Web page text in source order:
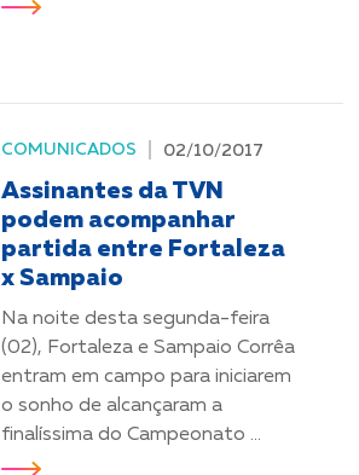
COMUNICADOS 02/10/2017
Assinantes da TVN
podem acompanhar
partida entre Fortaleza
x Sampaio
Na noite desta segunda-feira
(02), Fortaleza e Sampaio Corrêa
entram em campo para iniciarem
o sonho de alcançaram a
finalíssima do Campeonato ...